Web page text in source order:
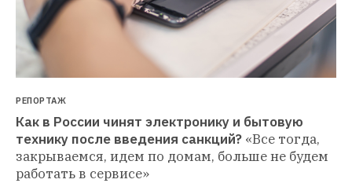
РЕПОРТАЖ
Как в России чинят электронику и бытовую
технику после введения санкций? «Все тогда,
закрываемся, идем по домам, больше не будем
работать в сервисе»